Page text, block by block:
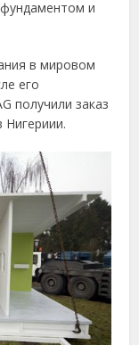
и
в мировом
его
получили заказ
Нигериии.